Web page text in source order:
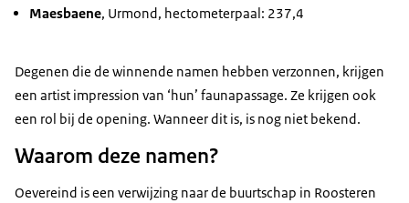
Maesbaene, Urmond, hectometerpaal: 237,4
Degenen die de winnende namen hebben verzonnen, krijgen
een artist impression van ‘hun’ faunapassage. Ze krijgen ook
een rol bij de opening. Wanneer dit is, is nog niet bekend.
Waarom deze namen?
Oevereind is een verwijzing naar de buurtschap in Roosteren